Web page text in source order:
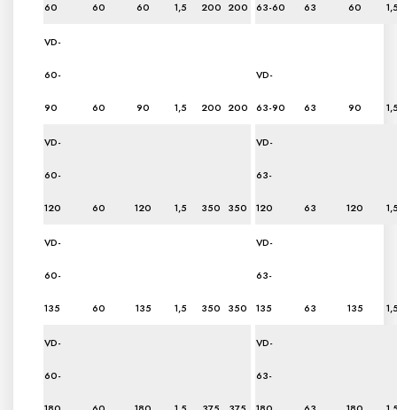
60 60 60 1,5 200 200 63-60 63 60
VD-
60-
90 60 90 1,5 200 200
VD-
63-90 63 90
VD-
60-
120 60 120 1,5 350 350
VD-
63-
120 63 120
VD-
60-
135 60 135 1,5 350 350
VD-
63-
135 63 135
VD-
60-
VD-
63-